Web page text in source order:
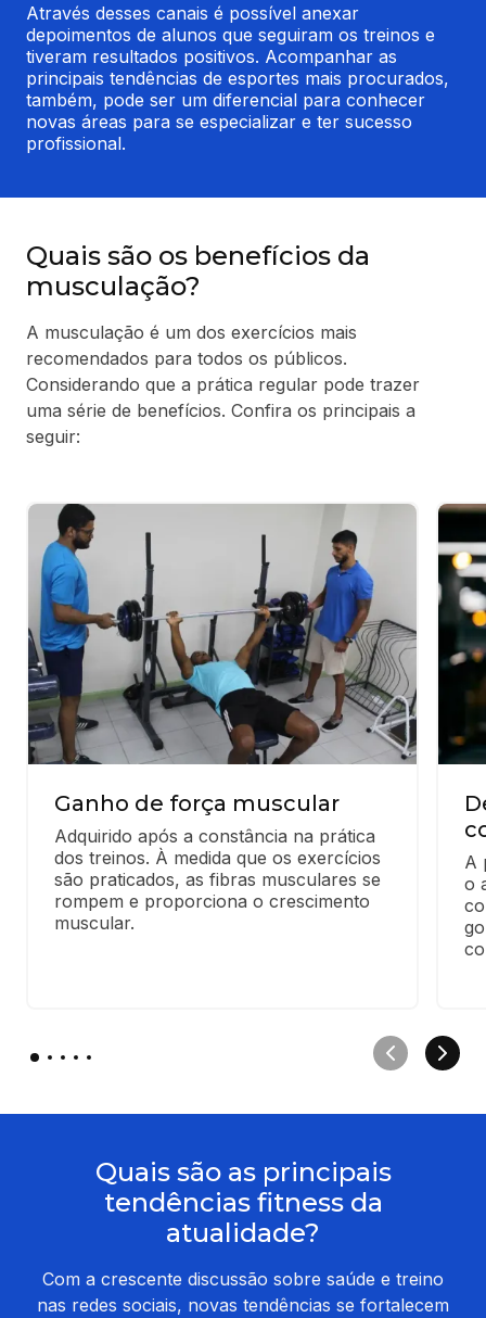
Através desses canais é possível anexar
depoimentos de alunos que seguiram os treinos e
tiveram resultados positivos. Acompanhar as
principais tendências de esportes mais procurados,
também, pode ser um diferencial para conhecer
novas áreas para se especializar e ter sucesso
profissional.
Quais são os benefícios da
musculação?
A musculação é um dos exercícios mais
recomendados para todos os públicos.
Considerando que a prática regular pode trazer
uma série de benefícios. Confira os principais a
seguir:
Ganho de força muscular
Adquirido após a constância na prática
dos treinos. À medida que os exercícios
são praticados, as fibras musculares se
rompem e proporciona o crescimento
muscular.
A
o
Quais são as principais
tendências fitness da
atualidade?
Com a crescente discussão sobre saúde e treino
nas redes sociais, novas tendências se fortalecem